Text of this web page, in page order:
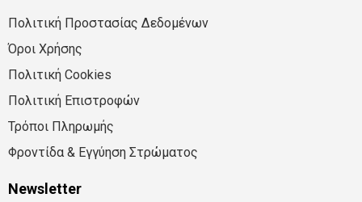
Πολιτική Προστασίας Δεδομένων
Όροι Χρήσης
Πολιτική Cookies
Πολιτική Επιστροφών
Τρόποι Πληρωμής
Φροντίδα & Εγγύηση Στρώματος
Newsletter